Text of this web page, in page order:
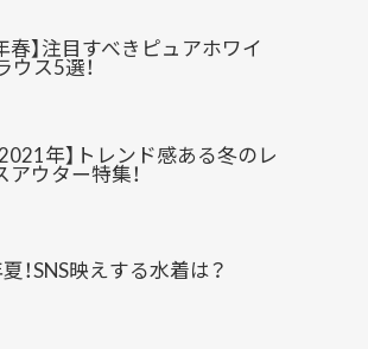
春】注目すべきピュアホワイ
ウス5選！
年】トレンド感ある冬のレ
アウター特集！
！SNS映えする水着は？